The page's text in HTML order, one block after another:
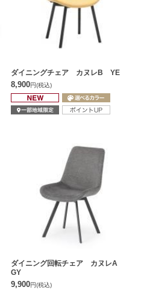
ダイニングチェア カヌレB YE
8,900円(税込)
ダイニング回転チェア カヌレA
GY
9,900円(税込)